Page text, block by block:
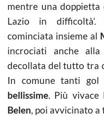
mentre una
Lazio in difficoltà’.
cominciata insieme al
incrociati anche
decollata del tutto tra
In comune tanti
bellissime. Più vivace
Belen, poi avvicinato